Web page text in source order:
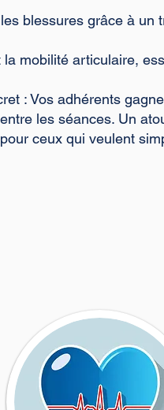
blessures grâce à
la mobilité articulaire,
: Vos adhérents
les séances. Un
ceux qui veulent